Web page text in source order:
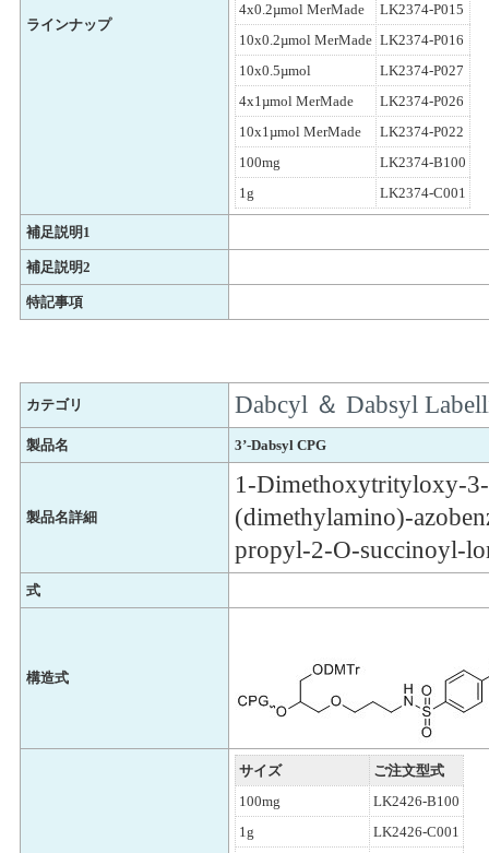
ラインナップ
4x0.2µmol MerMade
LK2374-P015
10x0.2µmol MerMade LK2374-P016
10x0.5µmol
LK2374-P027
4x1µmol MerMade
LK2374-P026
10x1µmol MerMade
LK2374-P022
100mg
LK2374-B100
1g
LK2374-C001
補足説明1
補足説明2
特記事項
カテゴリ Dabcyl ＆ Dabsyl
製品名 3’-Dabsyl CPG
製品名詳細
1-Dimethoxytrityloxy-
(dimethylamino)-
propyl-2-O-succinoyl-
式
構造式
サイズ
ご注文型式
100mg
LK2426-B100
1g
LK2426-C001